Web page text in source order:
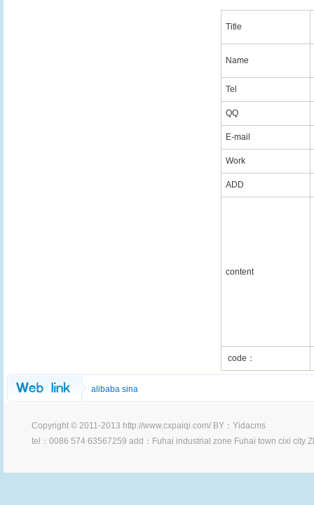
Title
Name
Tel
QQ
E-mail
Work
ADD
content
code：
alibaba sina
Copyright © 2011-2013 http://www.cxpaiqi.com/ BY： Yidacms
tel：0086 574 63567259 add：Fuhai industrial zone Fuhai town cixi city